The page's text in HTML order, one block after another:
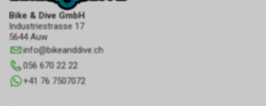
Bike & Dive GmbH
Industriestrasse 17
5644 Auw
info@bikeanddive.ch
056 670 22 22
+41 76 7507072